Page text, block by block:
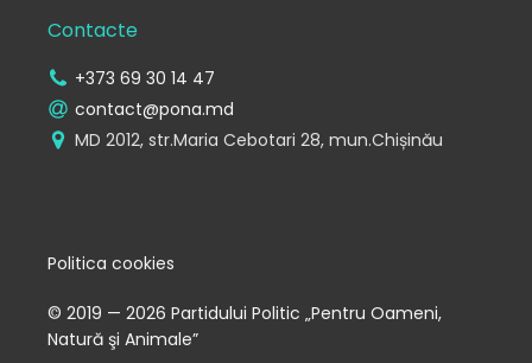
Contacte
+373 69 30 14 47
contact@pona.md
MD 2012, str.Maria Cebotari 28, mun.Chișinău
Politica cookies
© 2019 — 2026 Partidului Politic „Pentru Oameni,
Natură şi Animale”